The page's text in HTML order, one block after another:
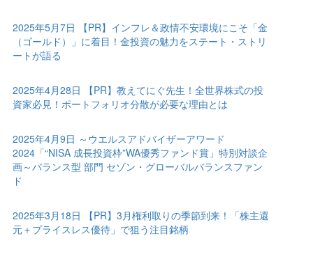
2025年5月7日 【PR】インフレ＆政情不安環境にこそ「金
（ゴールド）」に着目！金投資の魅力をステート・ストリ
ートが語る
2025年4月28日 【PR】教えてにぐ先生！全世界株式の投
資家必見！ポートフォリオ分散が必要な理由とは
2025年4月9日 ～ウエルスアドバイザーアワード
2024「“NISA 成長投資枠”WA優秀ファンド賞」特別対談企
画～バランス型 部門 セゾン・グローバルバランスファン
ド
2025年3月18日 【PR】3月権利取りの季節到来！「株主還
元＋プライスレス優待」で狙う注目銘柄